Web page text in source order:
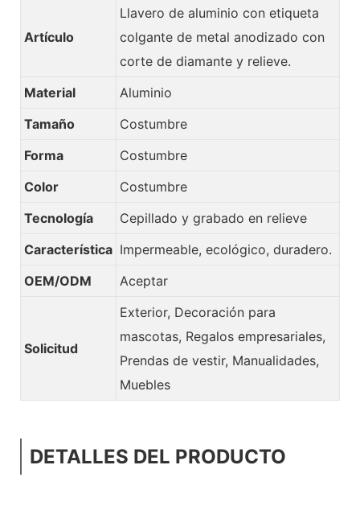
Artículo
Llavero de aluminio con etiqueta
colgante de metal anodizado con
corte de diamante y relieve.
Material
Aluminio
Tamaño
Costumbre
Forma
Costumbre
Color
Costumbre
Tecnología
Cepillado y grabado en relieve
Característica Impermeable, ecológico, duradero.
OEM/ODM
Aceptar
Solicitud
Exterior, Decoración para
mascotas, Regalos empresariales,
Prendas de vestir, Manualidades,
Muebles
DETALLES DEL PRODUCTO